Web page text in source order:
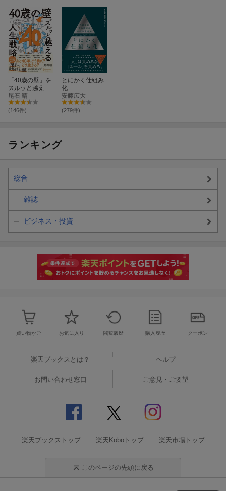
「40歳の壁」を
スルッと越える
人生戦略
尾石 晴
(146件)
とにかく仕組み
化
安藤広大
(279件)
ランキング
総合
雑誌
ビジネス・投資
買い物かご お気に入り 閲覧履歴 購入履歴 クーポン
楽天ブックスとは？ ヘルプ
お問い合わせ窓口 ご意見・ご要望
楽天ブックストップ 楽天Koboトップ 楽天市場トップ
このページの先頭に戻る